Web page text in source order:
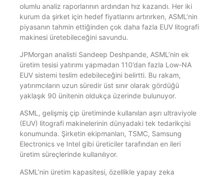
olumlu analiz raporlarının ardından hız kazandı. Her iki
kurum da şirket için hedef fiyatlarını artırırken, ASML’nin
piyasanın tahmin ettiğinden çok daha fazla EUV litografi
makinesi üretebileceğini savundu.
JPMorgan analisti Sandeep Deshpande, ASML’nin ek
üretim tesisi yatırımı yapmadan 110’dan fazla Low-NA
EUV sistemi teslim edebileceğini belirtti. Bu rakam,
yatırımcıların uzun süredir üst sınır olarak gördüğü
yaklaşık 90 ünitenin oldukça üzerinde bulunuyor.
ASML, gelişmiş çip üretiminde kullanılan aşırı ultraviyole
(EUV) litografi makinelerinin dünyadaki tek tedarikçisi
konumunda. Şirketin ekipmanları, TSMC, Samsung
Electronics ve Intel gibi üreticiler tarafından en ileri
üretim süreçlerinde kullanılıyor.
ASML’nin üretim kapasitesi, özellikle yapay zeka